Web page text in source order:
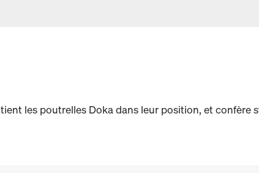
les poutrelles Doka dans leur position, et confère